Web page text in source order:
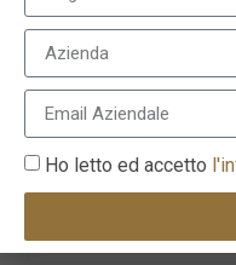
Cambio al vertice
Ho letto ed accetto